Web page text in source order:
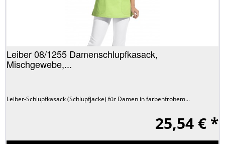
Leiber 08/1255 Damenschlupfkasack,
Mischgewebe,...
Leiber-Schlupfkasack (Schlupfjacke) für Damen in farbenfrohem...
25,54 € *